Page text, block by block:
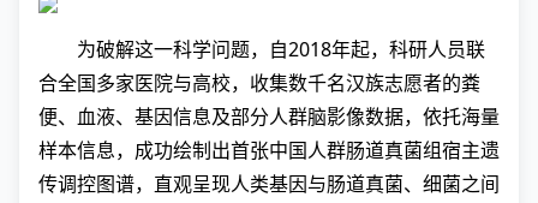
为破解这一科学问题，自2018年起，科研人员联
合全国多家医院与高校，收集数千名汉族志愿者的粪
便、血液、基因信息及部分人群脑影像数据，依托海量
样本信息，成功绘制出首张中国人群肠道真菌组宿主遗
传调控图谱，直观呈现人类基因与肠道真菌、细菌之间